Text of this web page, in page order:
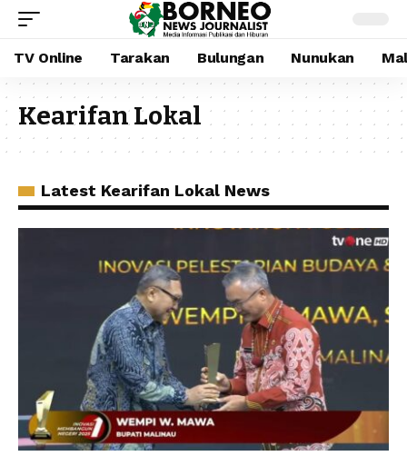
TV Online Tarakan Bulungan Nunukan
Kearifan Lokal
Latest Kearifan Lokal News